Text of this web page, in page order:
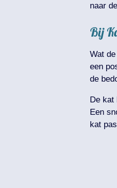
naar
Bij
Wat
een
de
De kat
Een
kat